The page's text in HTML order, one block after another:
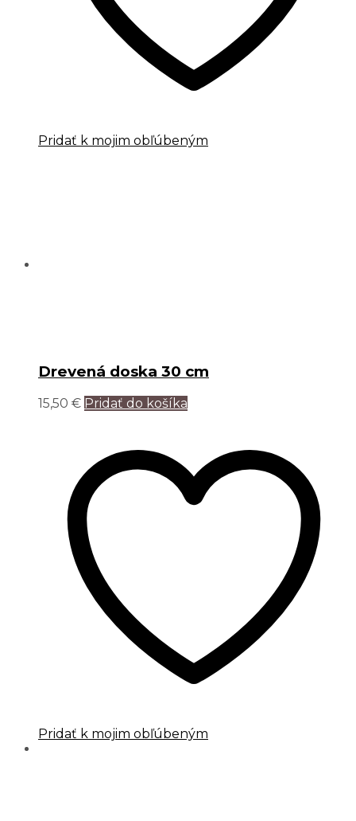
Pridať k mojim obľúbeným
Drevená doska 30 cm
15,50 € Pridať do košíka
Pridať k mojim obľúbeným